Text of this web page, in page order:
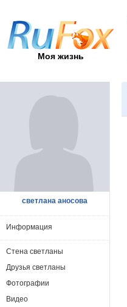
Моя жизнь
светлана аносова
Информация
Стена светланы
Друзья светланы
Фотографии
Видео